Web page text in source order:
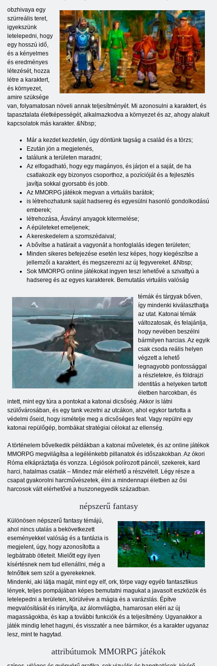
obzhivaya egy
szürreális teret,
igyekszünk
letelepedni, hogy
egy hosszú idő,
és a kényelmes
és eredményes
létezését, hozza
létre a karaktert,
és környezet,
amire szüksége
van, folyamatosan növeli annak teljesítményét. Mi azonosulni a karaktert, és
tapasztalata életképességét, alkalmazkodva a környezet és az, ahogy alakult
kapcsolatok más karakter. &Nbsp;
Már a kezdet kezdetén, úgy döntünk tagság a család és a törzs;
Ezután jön a megjelenés,
találunk a területen maradni;
Az elfogadható, hogy egy magányos, és járjon el a saját, de ha
csatlakozik egy bizonyos csoporthoz, a pozícióját és a fejlesztés
javítja sokkal gyorsabb és jobb.
Az MMORPG játékok megvan a virtuális barátok;
is létrehozhatunk saját hadsereg és egyesülni hasonló gondolkodású
emberek;
létrehozása, Ásványi anyagok kitermelése;
A épületeket emeljenek;
A kereskedelem a szomszédaival;
A bővítse a határait a vagyonát a honfoglalás idegen területen;
Minden sikeres befejezése esetén lesz képes, hogy kiegészítse a
jellemzői a karaktert, és megszerezni az új fegyvereket. &Nbsp;
Sok MMORPG online játékokat ingyen teszi lehetővé a szivattyú a
hadsereg és az egyes karakterek. Bemutatás virtuális valóság
témák és tárgyak bőven,
így mindenki kiválaszthatja
az utat. Katonai témák
változatosak, és felajánlja,
hogy nevében beszélni
bármilyen harcias. Az egyik
csak csoda reális helyen
végzett a lehető
legnagyobb pontossággal
a részletekre, és földrajzi
identitás a helyeken tartott
életben harcokban, és
intett, mint egy túra a pontokat a katonai dicsőség. Akkor is látni
szülővárosában, és egy tank vezetni az utcákon, ahol egykor tartotta a
védelmi őseid, hogy ismételje meg a dicsőséges feat. Vagy repülni egy
katonai repülőgép, bombákat stratégiai célokat az ellenség.
A történelem bővelkedik példákban a katonai műveletek, és az online játékok
MMORPG megvilágítsa a legélénkebb pillanatok és időszakokban. Az ókori
Róma elkápráztatja és vonzza. Légiósok polírozott páncél, szekerek, kard
harci, hatalmas csaták – Mindez már elérhető a részvételt. Légy része a
csapat gyakorolni harcművészetek, élni a mindennapi életben az ősi
harcosok vált elérhetővé a huszonegyedik században.
népszerű fantasy
Különösen népszerű fantasy témájú,
ahol nincs utalás a bekövetkezett
eseményekkel valóság és a fantázia is
megjelent, úgy, hogy azonosította a
legbátrabb ötleteit. Mielőtt egy ilyen
kísértésnek nem tud ellenállni, még a
felnőttek sem szól a gyerekeknek.
Mindenki, aki látja magát, mint egy elf, ork, törpe vagy egyéb fantasztikus
lények, teljes pompájában képes bemutatni magukat a javasolt eszközök és
letelepedni a területen, körülvéve a mágia és a varázslás. Építve
megvalósítását és irányítja, az álomvilágba, hamarosan eléri az új
magasságokba, és kap a további funkciók és a teljesítmény. Ugyanakkor a
játék mindig lehet hagyni, és visszatér a nee bármikor, és a karakter ugyanaz
lesz, mint te hagytad.
attribútumok MMORPG játékok